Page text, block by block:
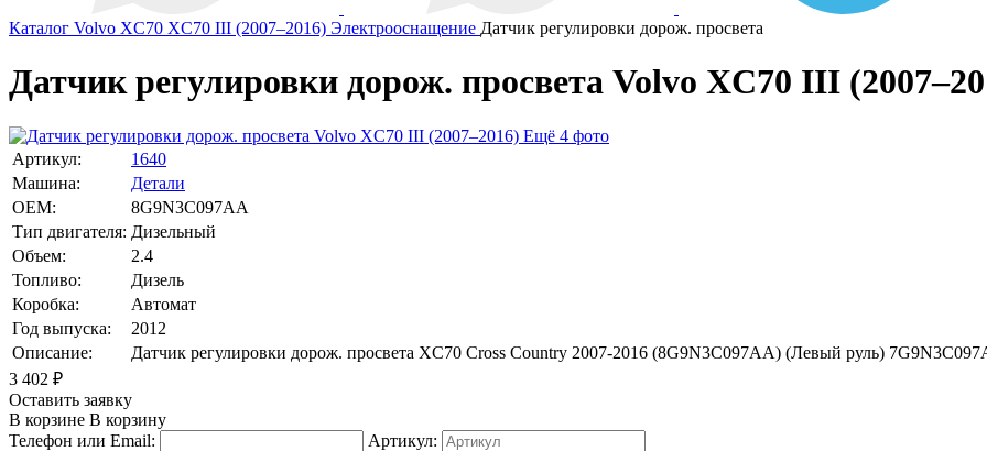
Каталог Volvo XC70 XC70 III (2007–2016) Электрооснащение Датчик регулировки дорож. просвета
Датчик регулировки дорож. просвета Volvo XC70 III
Ещё 4 фото
Артикул:
1640
Машина:
Детали
OEM:
8G9N3C097AA
Тип двигателя: Дизельный
Объем:
2.4
Топливо:
Дизель
Коробка:
Автомат
Год выпуска:
2012
Описание:
Датчик регулировки дорож. просвета XC70 Cross Country 2007-2016 (8G9N3C097AA) (Левый руль)
3 402 ₽
Оставить заявку
В корзине В корзину
Телефон или Email:
Артикул: